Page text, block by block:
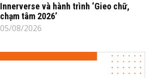
Innerverse và hành trình ‘Gieo chữ,
chạm tâm 2026’
05/08/2026